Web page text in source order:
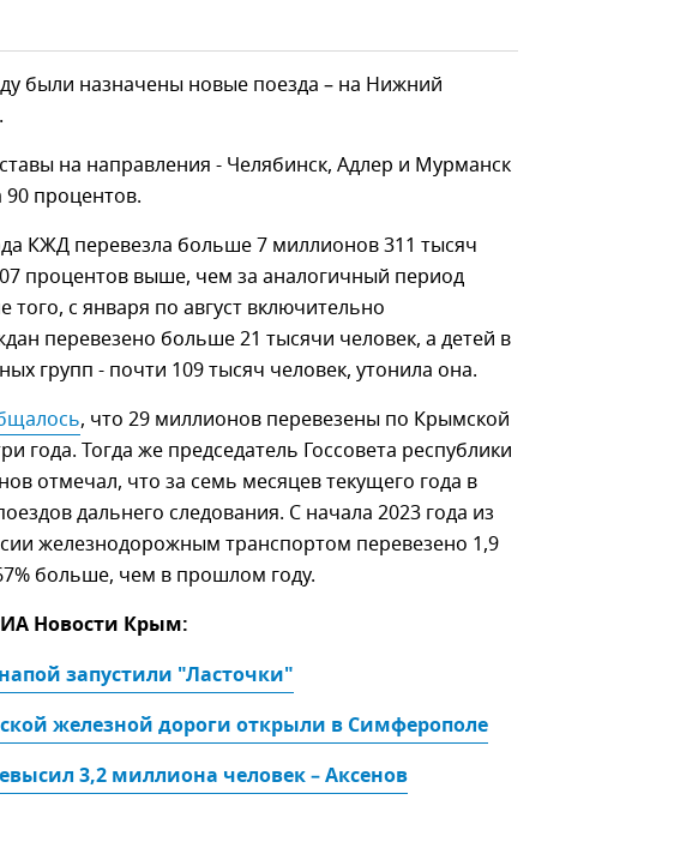
были назначены новые поезда – на Нижний
на направления - Челябинск, Адлер и Мурманск
90 процентов.
КЖД перевезла больше 7 миллионов 311 тысяч
процентов выше, чем за аналогичный период
с января по август включительно
перевезено больше 21 тысячи человек, а детей в
групп - почти 109 тысяч человек, утонила она.
, что 29 миллионов перевезены по Крымской
года. Тогда же председатель Госсовета республики
отмечал, что за семь месяцев текущего года в
дальнего следования. С начала 2023 года из
железнодорожным транспортом перевезено 1,9
больше, чем в прошлом году.
Новости Крым:
запустили "Ласточки"
железной дороги открыли в Симферополе
3,2 миллиона человек – Аксенов